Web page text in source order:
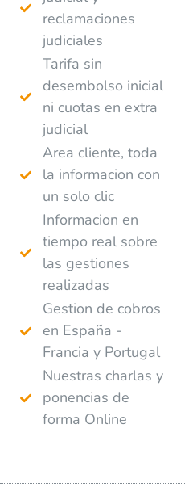
reclamaciones
judiciales
Tarifa sin
desembolso inicial
ni cuotas en extra
judicial
Area cliente, toda
la informacion con
un solo clic
Informacion en
tiempo real sobre
las gestiones
realizadas
Gestion de cobros
en España -
Francia y Portugal
Nuestras charlas y
ponencias de
forma Online